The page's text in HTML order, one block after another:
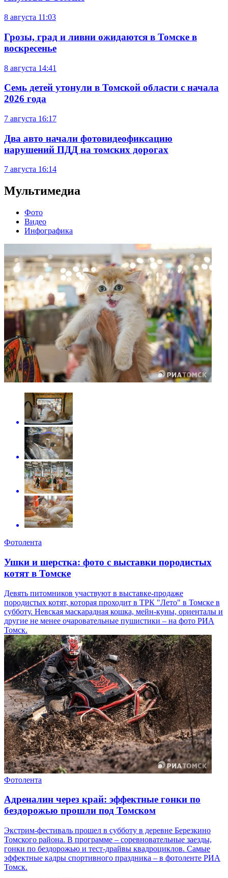
8 августа 11:03
Грозы, град и ливни ожидаются в Томске в
воскресенье
8 августа 14:41
Семь детей утонули в Томской области с начала
2026 года
7 августа 16:17
Два авто начали фотовидеофиксацию
нарушений ПДД на томских дорогах
7 августа 16:14
Мультимедиа
Фото
Видео
Инфографика
Фотолента
Ушки и шерстка: фото с выставки породистых
котят в Томске
Девять питомников участвуют в выставке-продаже
породистых котят, которая проходит в ТРК "Лето" в Томске в
субботу. Невская маскарадная кошка, мейн-куны, ориенталы и
другие не менее очаровательные пушистики – на фото РИА
Томск.
Фотолента
Адреналин через край: эффектные гонки по
бездорожью прошли под Томском
Экстрим-фестиваль прошел в субботу в деревне Березкино
Томского района. В программе – соревновательные заезды,
гонки по бездорожью и тест-драйвы квадроциклов. Самые
эффектные кадры спортивного праздника – в фотоленте РИА
Томск.